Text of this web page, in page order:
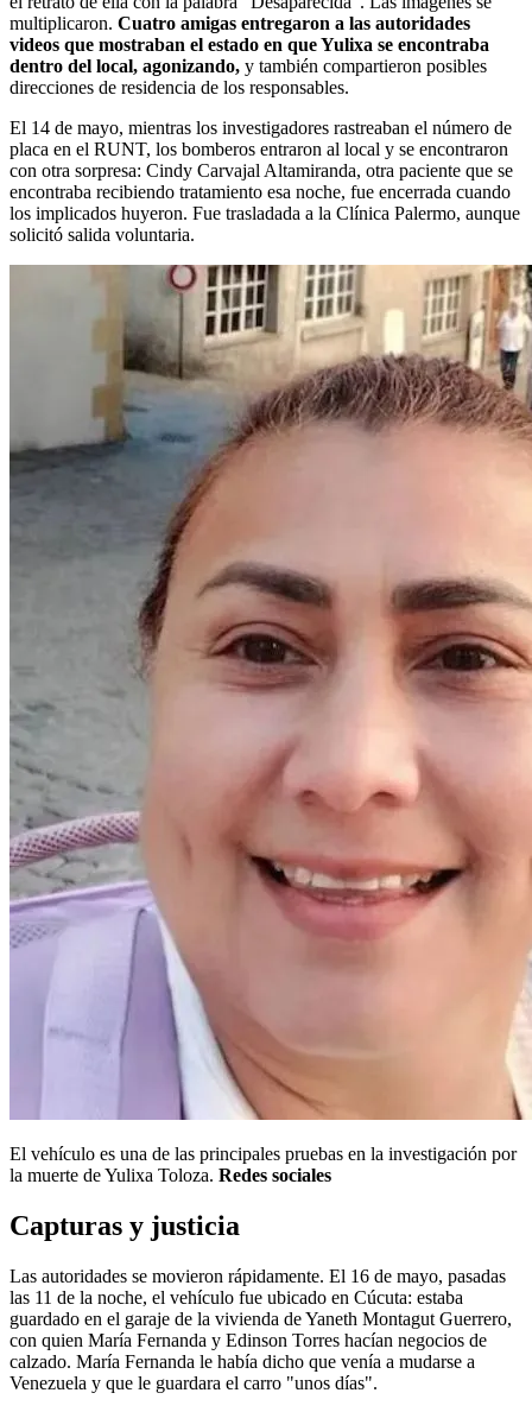
multiplicaron. Cuatro amigas entregaron a las autoridades
videos que mostraban el estado en que Yulixa se encontraba
dentro del local, agonizando, y también compartieron posibles
direcciones de residencia de los responsables.
El 14 de mayo, mientras los investigadores rastreaban el número de
placa en el RUNT, los bomberos entraron al local y se encontraron
con otra sorpresa: Cindy Carvajal Altamiranda, otra paciente que se
encontraba recibiendo tratamiento esa noche, fue encerrada cuando
los implicados huyeron. Fue trasladada a la Clínica Palermo, aunque
solicitó salida voluntaria.
El vehículo es una de las principales pruebas en la investigación por
la muerte de Yulixa Toloza. Redes sociales
Capturas y justicia
Las autoridades se movieron rápidamente. El 16 de mayo, pasadas
las 11 de la noche, el vehículo fue ubicado en Cúcuta: estaba
guardado en el garaje de la vivienda de Yaneth Montagut Guerrero,
con quien María Fernanda y Edinson Torres hacían negocios de
calzado. María Fernanda le había dicho que venía a mudarse a
Venezuela y que le guardara el carro "unos días".